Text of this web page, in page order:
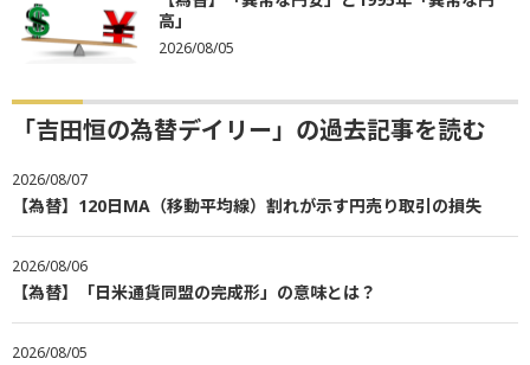
高」
2026/08/05
「吉田恒の為替デイリー」の過去記事を読む
2026/08/07
【為替】120日MA（移動平均線）割れが示す円売り取引の損失
2026/08/06
【為替】「日米通貨同盟の完成形」の意味とは？
2026/08/05